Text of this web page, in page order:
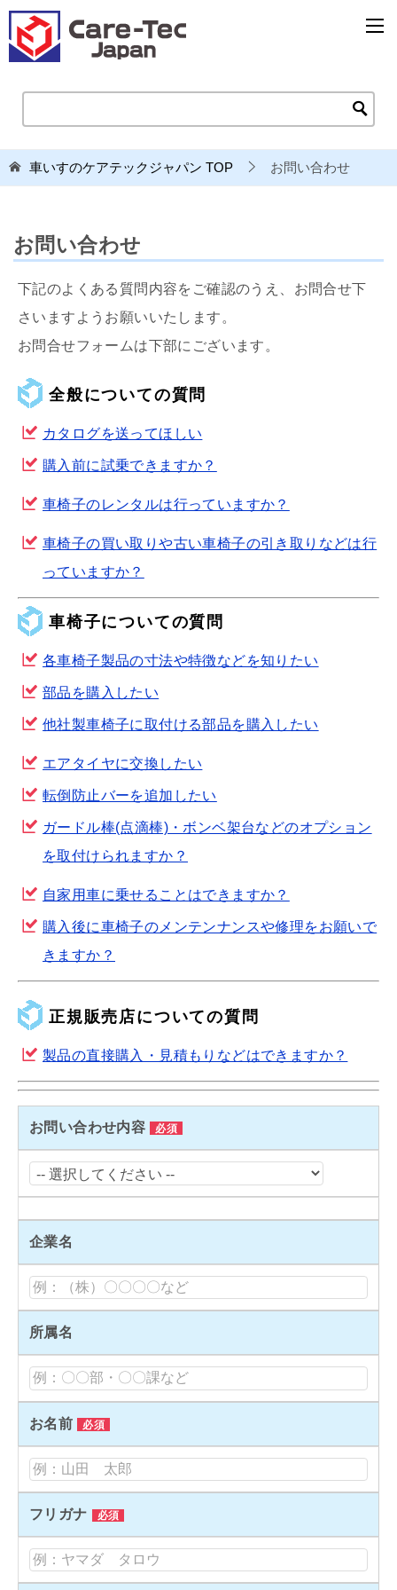
車いすのケアテックジャパン TOP お問い合わせ
お問い合わせ
下記のよくある質問内容をご確認のうえ、お問合せ下
さいますようお願いいたします。
お問合せフォームは下部にございます。
全般についての質問
カタログを送ってほしい
購入前に試乗できますか？
車椅子のレンタルは行っていますか？
車椅子の買い取りや古い車椅子の引き取りなどは行
っていますか？
車椅子についての質問
各車椅子製品の寸法や特徴などを知りたい
部品を購入したい
他社製車椅子に取付ける部品を購入したい
エアタイヤに交換したい
転倒防止バーを追加したい
ガードル棒(点滴棒)・ボンベ架台などのオプション
を取付けられますか？
自家用車に乗せることはできますか？
購入後に車椅子のメンテンナンスや修理をお願いで
きますか？
正規販売店についての質問
製品の直接購入・見積もりなどはできますか？
お問い合わせ内容 必須
企業名
所属名
お名前 必須
フリガナ 必須